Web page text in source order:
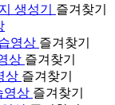
생성기
즐겨찾기
영상 즐겨찾기
상 즐겨찾기
상 즐겨찾기
영상 즐겨찾기